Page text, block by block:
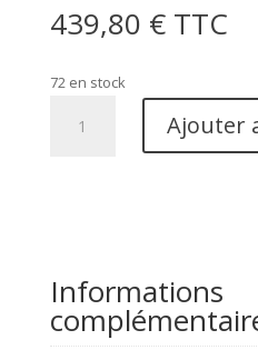
439,80 € TTC
72 en stock
(Ensemble
de
2)
Ajouter
Informations